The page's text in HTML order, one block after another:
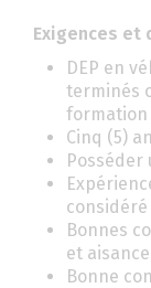
Exigences et
DEP en
terminés
formation
Cinq (5)
Posséder
Bonnes
et
Bonne